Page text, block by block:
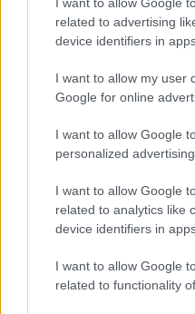
related to advertising
device identifiers in
I want to allow my user
Google for online
I want to allow Google
personalized advertising.
I want to allow Google
related to analytics like
device identifiers in
I want to allow Google
related to functionality
szereposztás smash
Ajánlott bejegyzések:
Előzetest